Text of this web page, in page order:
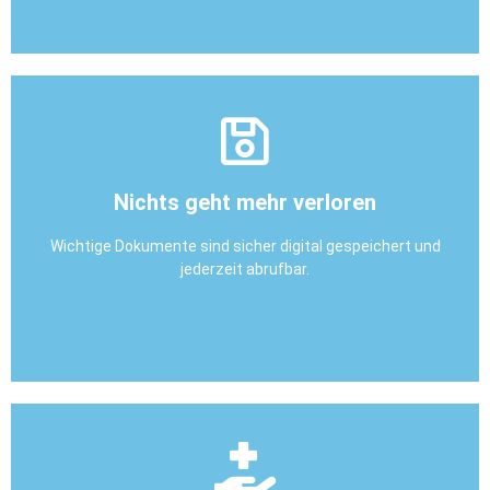
Nichts geht mehr verloren
Wichtige Dokumente sind sicher digital gespeichert und
jederzeit abrufbar.
Ben wartet auf sein Labor­er­geb­nis, um seine Wachs­
bleibt bei der Per­son im ärzt­lichen Dienst liegen. Mit der
Praxis anzurufen, und schneller reagieren.